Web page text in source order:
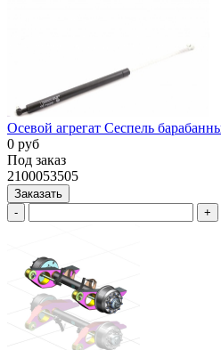
Осевой агрегат Сеспель
0 руб
Под заказ
2100053505
Заказать
-
+